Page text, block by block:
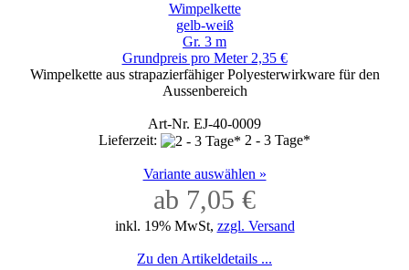
Wimpelkette
gelb-weiß
Gr. 3 m
Grundpreis pro Meter 2,35 €
Wimpelkette aus strapazierfähiger Polyesterwirkware für den
Aussenbereich
Art-Nr. EJ-40-0009
Lieferzeit:
2 - 3 Tage*
Variante auswählen »
ab 7,05 €
inkl. 19% MwSt, zzgl. Versand
Zu den Artikeldetails ...